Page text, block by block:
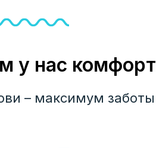
у нас
– максимум заботы